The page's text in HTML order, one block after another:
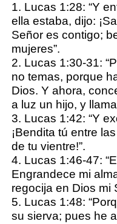
1. Lucas 1:28: “Y
ella estaba, dijo:
Señor es contigo;
mujeres”.
2. Lucas 1:30-31:
no temas, porque
Dios. Y ahora,
a luz un hijo, y
3. Lucas 1:42: “Y
¡Bendita tú entre
de tu vientre!”.
4. Lucas 1:46-47:
Engrandece mi
regocija en Dios mi
5. Lucas 1:48:
su sierva; pues he